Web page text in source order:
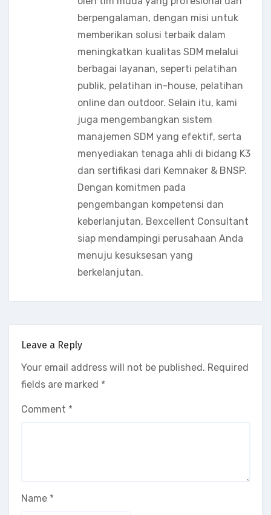
berpengalaman, dengan misi untuk
memberikan solusi terbaik dalam
meningkatkan kualitas SDM melalui
berbagai layanan, seperti pelatihan
publik, pelatihan in-house, pelatihan
online dan outdoor. Selain itu, kami
juga mengembangkan sistem
manajemen SDM yang efektif, serta
menyediakan tenaga ahli di bidang K3
dan sertifikasi dari Kemnaker & BNSP.
Dengan komitmen pada
pengembangan kompetensi dan
keberlanjutan, Bexcellent Consultant
siap mendampingi perusahaan Anda
menuju kesuksesan yang
berkelanjutan.
Leave a Reply
Your email address will not be published. Required
fields are marked *
Comment *
Name *